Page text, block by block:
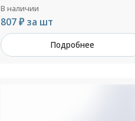
В наличии
807 ₽ за шт
Подробнее